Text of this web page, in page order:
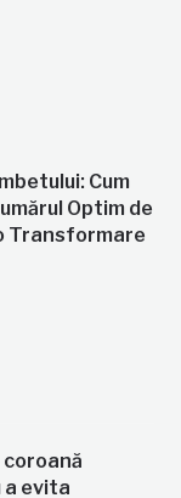
Cum
Optim de
Transformare
coroană
evita